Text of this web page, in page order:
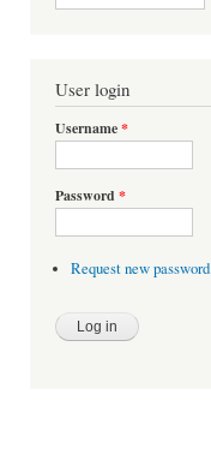
User login
Username*
Password *
Request new password